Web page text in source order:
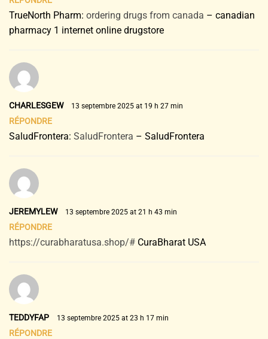
TrueNorth Pharm: ordering drugs from canada – canadian
pharmacy 1 internet online drugstore
CHARLESGEW 13 septembre 2025 at 19 h 27 min
RÉPONDRE
SaludFrontera: SaludFrontera – SaludFrontera
JEREMYLEW 13 septembre 2025 at 21 h 43 min
RÉPONDRE
https://curabharatusa.shop/# CuraBharat USA
TEDDYFAP 13 septembre 2025 at 23 h 17 min
RÉPONDRE